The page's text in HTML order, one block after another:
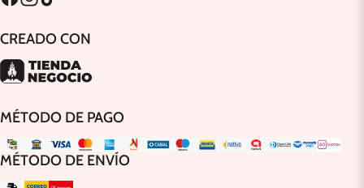
CREADO CON
MÉTODO DE PAGO
MÉTODO DE ENVÍO